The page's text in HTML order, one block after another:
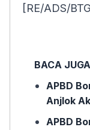
[RE/ADS/
BACA JUGA
APBD
Anjlok
APBD